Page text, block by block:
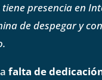
tiene presencia en
de despegar y
falta de